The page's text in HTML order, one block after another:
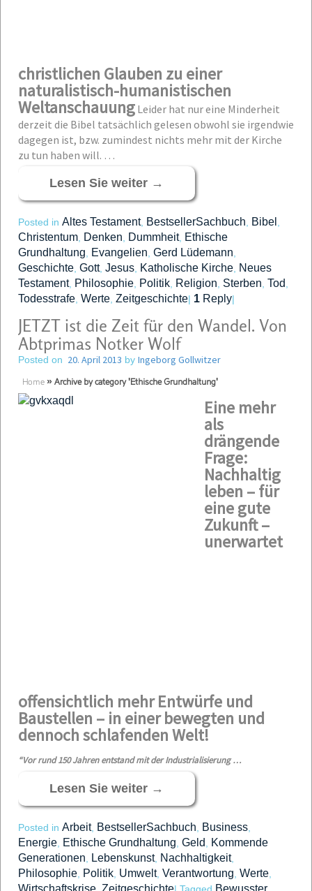
christlichen Glauben zu einer
naturalistisch-humanistischen
Weltanschauung Leider hat nur eine Minderheit
derzeit die Bibel tatsächlich gelesen obwohl sie irgendwie
dagegen ist, bzw. zumindest nichts mehr mit der Kirche
zu tun haben will. …
Lesen Sie weiter →
Posted in Altes Testament, BestsellerSachbuch Bibel
Christentum Denken Dummheit, Ethische
Grundhaltung
Evangelien Gerd Lüdemann
Geschichte Gott, Jesus Katholische Kirche Neues
Testament, Philosophie Politik Religion Sterben Tod
Todesstrafe Werte Zeitgeschichte| 1 Reply|
JETZT ist die Zeit für den Wandel. Von
Abtprimas Notker Wolf
Posted on 20. April 2013 by Ingeborg Gollwitzer
Home » Archive by category 'Ethische Grundhaltung'
Eine mehr
als
drängende
Frage:
Nachhaltig
leben – für
eine gute
Zukunft –
unerwartet
offensichtlich mehr Entwürfe und
Baustellen – in einer bewegten und
dennoch schlafenden Welt!
“Vor rund 150 Jahren entstand mit der Industrialisierung …
Lesen Sie weiter →
Posted in Arbeit, BestsellerSachbuch Business
Energie Ethische Grundhaltung Geld
Kommende
Generationen
Lebenskunst, Nachhaltigkeit,
Philosophie Politik Umwelt, Verantwortung Werte
Wirtschaftskrise Zeitgeschichte Bewusster